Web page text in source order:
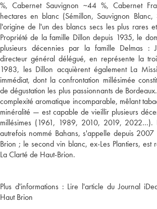
%, Cabernet Sauvignon ~44 %, Cabernet
hectares en blanc (Sémillon, Sauvignon
l'origine de l'un des blancs secs les plus rares
Propriété de la famille Dillon depuis 1935, le
plusieurs décennies par la famille Delmas :
directeur général délégué, en représente la
1983, les Dillon acquièrent également La
immédiat, dont la confrontation millésimée
de dégustation les plus passionnants de
complexité aromatique incomparable, mêlant
minéralité — est capable de vieillir plusieurs
millésimes (1961, 1989, 2010, 2019, 2022…).
autrefois nommé Bahans, s'appelle depuis
Brion ; le second vin blanc, ex-Les Plantiers, est
Plus d'informations : Lire l'article du Journal
Haut Brion